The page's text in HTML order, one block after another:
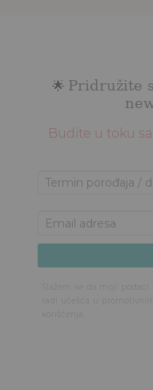
🌟 Pridružite
Budite u toku